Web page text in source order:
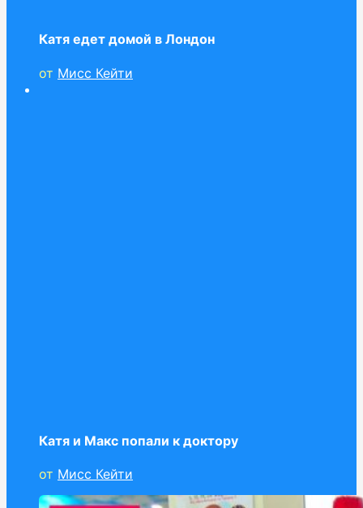
Катя едет домой в Лондон
от Мисс Кейти
Катя и Макс попали к доктору
от Мисс Кейти